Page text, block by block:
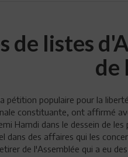
de listes
de
pétition populaire pour la
constituante, ont affirmé
Hamdi dans le dessein de
dans des affaires qui les
de l'Assemblée qui a eu